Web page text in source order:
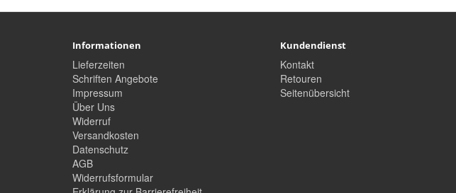
Informationen
Lieferzeiten
Schriften Angebote
Impressum
Über Uns
Widerruf
Versandkosten
Datenschutz
AGB
Widerrufsformular
Kundendienst
Kontakt
Retouren
Seitenübersicht